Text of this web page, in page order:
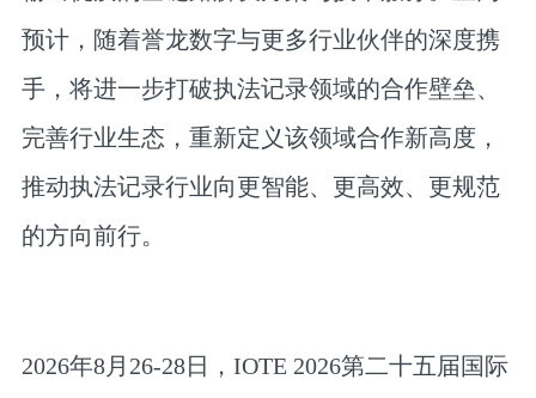
预计，随着誉龙数字与更多行业伙伴的深度携
手，将进一步打破执法记录领域的合作壁垒、
完善行业生态，重新定义该领域合作新高度，
推动执法记录行业向更智能、更高效、更规范
的方向前行。
2026年8月26-28日，IOTE 2026第二十五届国际